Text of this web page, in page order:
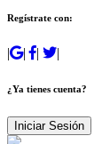
Regístrate con:
| | | |
¿Ya tienes cuenta?
Iniciar Sesión